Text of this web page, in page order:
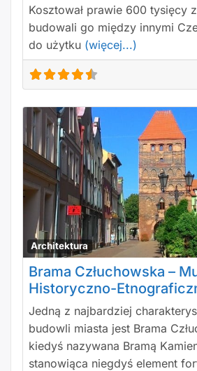
Kosztował prawie 600 tysięcy
budowali go między innymi
do użytku (więcej...)
Architektura
Brama Człuchowska –
Historyczno-
Jedną z najbardziej
budowli miasta jest Brama
kiedyś nazywana Bramą
stanowiąca niegdyś element